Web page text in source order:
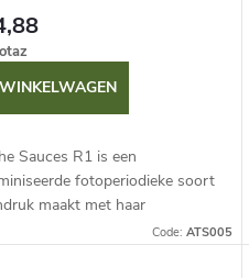
Sauces R1 is een
fotoperiodieke soort
maakt met haar
Code:ATS005